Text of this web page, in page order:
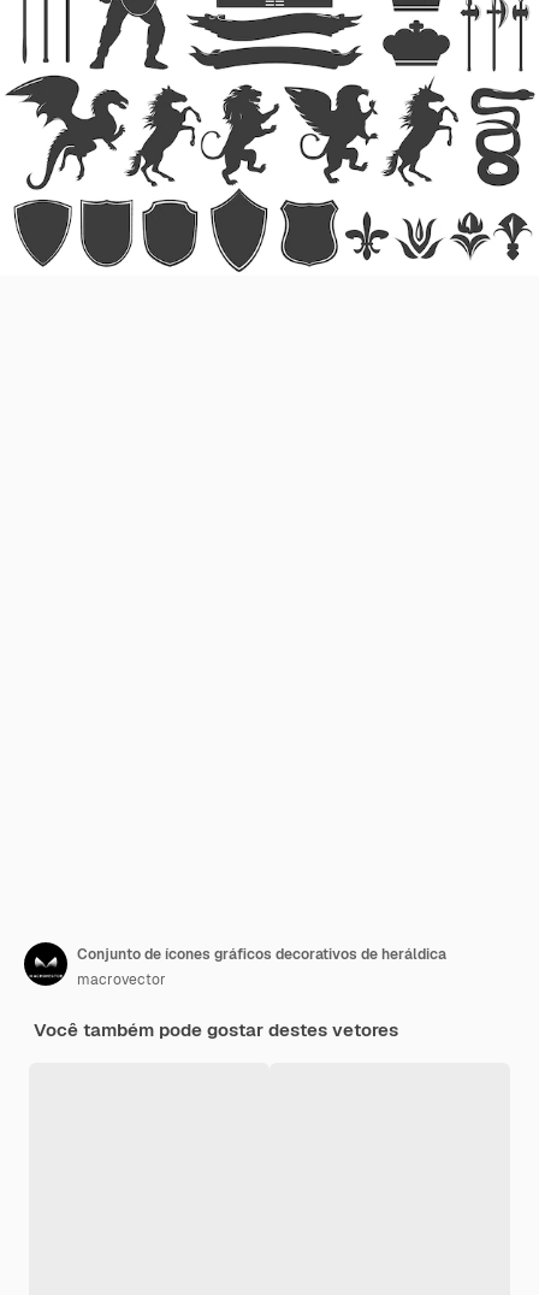
Conjunto de ícones gráficos decorativos de heráldica
macrovector
Você também pode gostar destes vetores